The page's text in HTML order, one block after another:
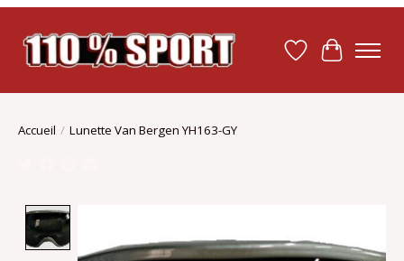
Liste dePanier
Accueil / Lunette Van Bergen YH163-GY